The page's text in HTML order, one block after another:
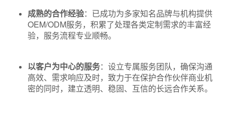
成熟的合作经验：已成功为多家知名品牌与机构提供
OEM/ODM服务，积累了处理各类定制需求的丰富经
验，服务流程专业顺畅。
以客户为中心的服务：设立专属服务团队，确保沟通
高效、需求响应及时，致力于在保护合作伙伴商业机
密的同时，建立透明、稳固、互信的长远合作关系。